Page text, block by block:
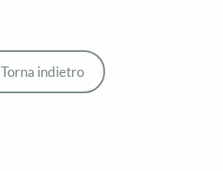
Torna indietro